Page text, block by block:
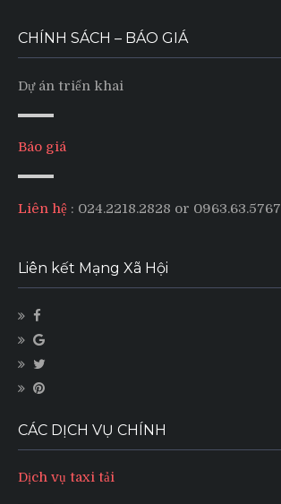
CHÍNH SÁCH – BÁO GIÁ
Dự án triển khai
Báo giá
Liên hệ : 024.2218.2828 or 0963.63.5767
Liên kết Mạng Xã Hội
CÁC DỊCH VỤ CHÍNH
Dịch vụ taxi tải